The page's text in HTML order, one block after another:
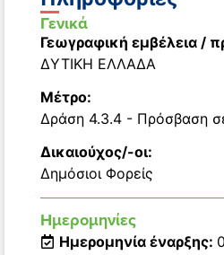
Γενικά
Γεωγραφική εμβέλεια /
ΔΥΤΙΚΗ ΕΛΛΑΔΑ
Μέτρο:
Δράση 4.3.4 - Πρόσβαση
Δικαιούχος/-οι:
Δημόσιοι Φορείς
Ημερομηνίες
Ημερομηνία έναρξης: